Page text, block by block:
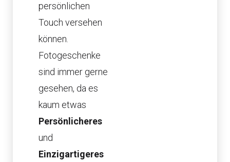
persönlichen
Touch versehen
können.
Fotogeschenke
sind immer gerne
gesehen, da es
kaum etwas
Persönlicheres
und
Einzigartigeres